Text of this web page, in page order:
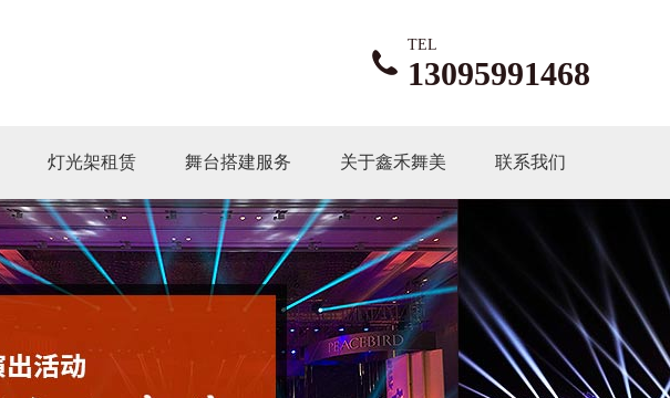
TEL
13095991468
灯光架租赁 舞台搭建服务 关于鑫禾舞美 联系我们